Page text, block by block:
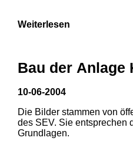
Weiterlesen
Bau der Anlage
10-06-2004
Die Bilder stammen von
des SEV. Sie entsprechen
Grundlagen.